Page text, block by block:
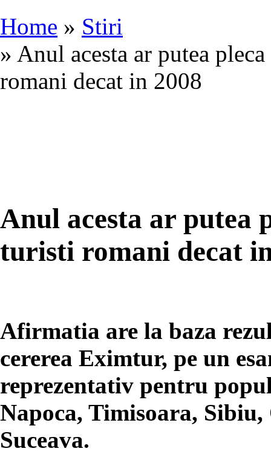
Home » Stiri
» Anul acesta ar putea
romani decat in 2008
Anul acesta ar putea
turisti romani decat
Afirmatia are la baza
cererea Eximtur, pe un
reprezentativ pentru
Napoca, Timisoara,
Suceava.